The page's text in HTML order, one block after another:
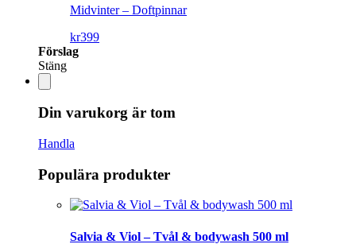
Midvinter – Doftpinnar
kr399
Förslag
Stäng
Din varukorg är tom
Handla
Populära produkter
Salvia & Viol – Tvål & bodywash 500 ml